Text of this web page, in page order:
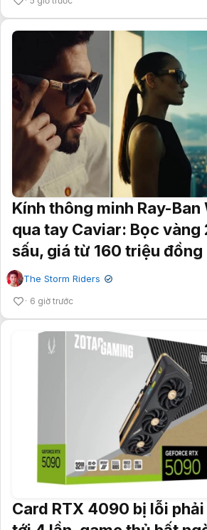
Kính thông minh Ray-Ban
qua tay Caviar: Bọc vàng
sấu, giá từ 160 triệu đồng
The Storm Riders ✔
6 giờ trước
Card RTX 4090 bị lỗi